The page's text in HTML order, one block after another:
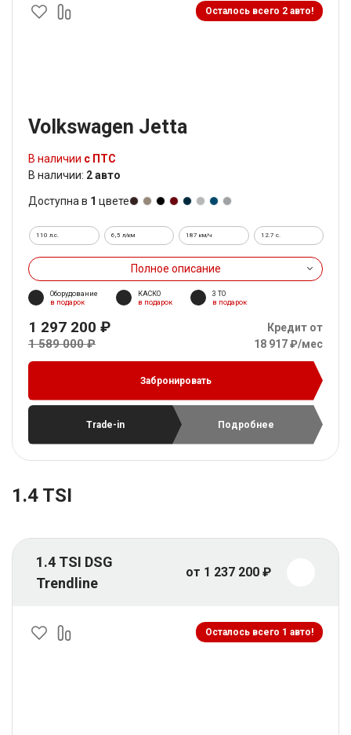
Осталось всего 2 авто!
Volkswagen Jetta
В наличии с ПТС
В наличии: 2 авто
Доступна в 1 цвете
110 л.с. 6,5 л/км 187 км/ч 12.7 c.
Полное описание
Оборудование
в подарок
КАСКО
в подарок
3 ТО
в подарок
1 297 200 ₽
1 589 000 ₽
Кредит от
18 917 ₽/мес
Забронировать
Trade-in Подробнее
1.4 TSI
1.4 TSI DSG
Trendline
от 1 237 200 ₽
Осталось всего 1 авто!